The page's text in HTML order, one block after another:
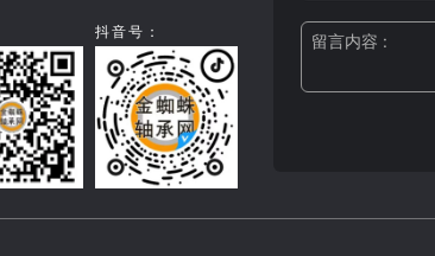
抖音号： 留言内容 :